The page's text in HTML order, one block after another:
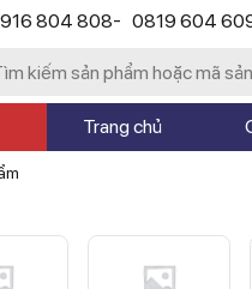
804 808- 0819 604
Trang chủ